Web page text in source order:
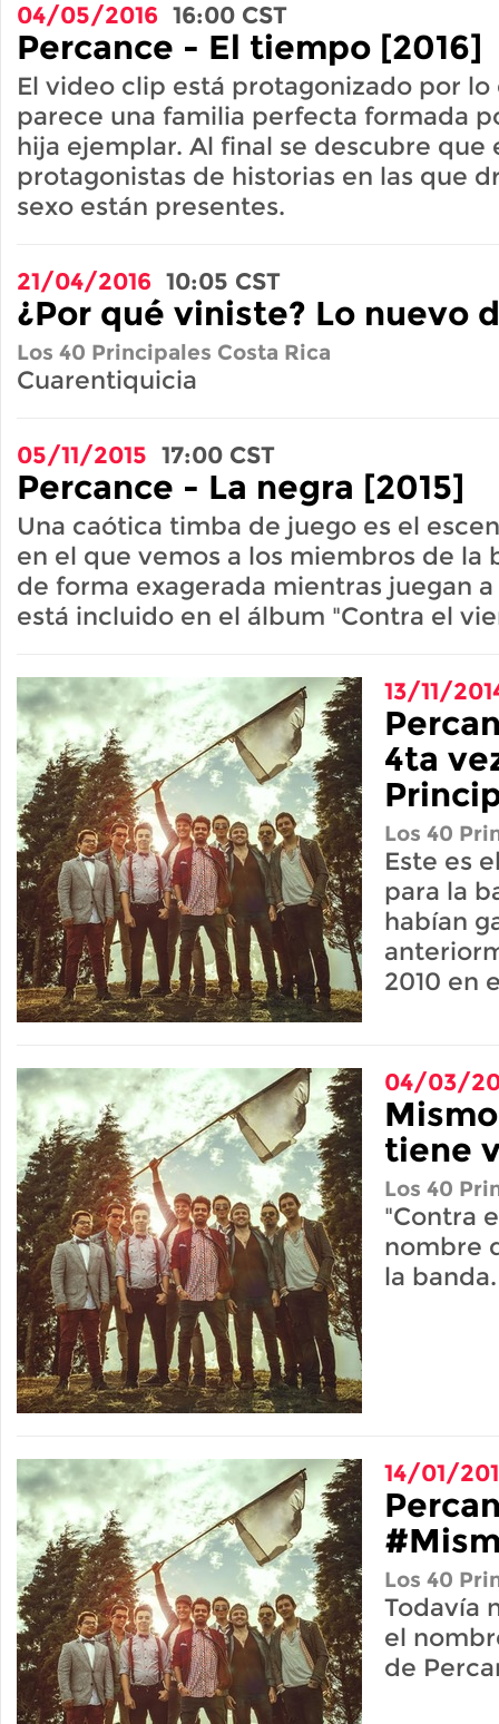
04/05/2016 16:00 CST
Percance - El tiempo [2016]
El video clip está protagonizado por
parece una familia perfecta formada
hija ejemplar. Al final se descubre que
protagonistas de historias en las que
sexo están presentes.
21/04/2016 10:05 CST
¿Por qué viniste? Lo nuevo
Los 40 Principales Costa Rica
Cuarentiquicia
05/11/2015 17:00 CST
Percance - La negra [2015]
Una caótica timba de juego es el
en el que vemos a los miembros de la
de forma exagerada mientras juegan
está incluido en el álbum "Contra el
13/11/
4ta
Los 40
Este es
para la
habían
2010 en
04/03/
tiene
Los 40
"Contra
nombre
la banda.
14/01/
Los 40
Todavía
el
de